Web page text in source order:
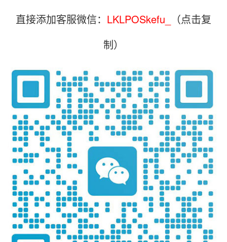
直接添加客服微信： LKLPOSkefu_
（点击复
制）